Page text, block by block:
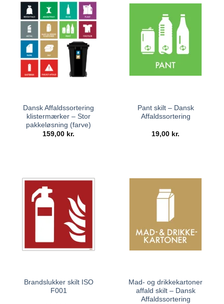
Dansk Affaldssortering
klistermærker – Stor
pakkeløsning (farve)
159,00 kr.
Pant skilt – Dansk
Affaldssortering
19,00 kr.
Brandslukker skilt ISO
F001
Mad- og drikkekartoner
affald skilt – Dansk
Affaldssortering